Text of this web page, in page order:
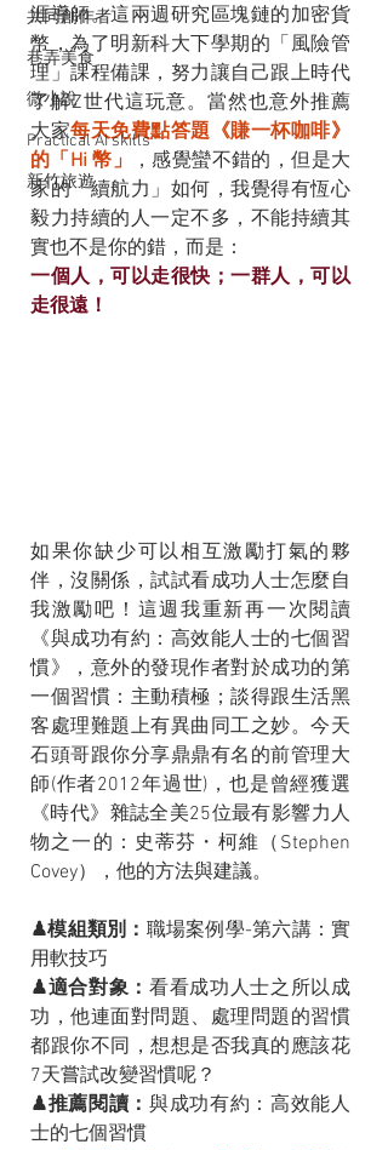
共同創作者
巷弄美食
微小說
Practical AI skills
新竹旅遊
涯導師。這兩週研究區塊鏈的加密貨
幣，為了明新科大下學期的「風險管
理」課程備課，努力讓自己跟上時代
了解Z世代這玩意。當然也意外推薦
大家每天免費點答題《賺一杯咖啡》
的「Hi 幣」
，感覺蠻不錯的，但是大
家的「續航力」如何，我覺得有恆心
毅力持續的人一定不多，不能持續其
實也不是你的錯，而是：
一個人，可以走很快；一群人，可以
走很遠！
如果你缺少可以相互激勵打氣的夥
伴，沒關係，試試看成功人士怎麼自
我激勵吧！這週我重新再一次閱讀
《與成功有約：高效能人士的七個習
慣》，意外的發現作者對於成功的第
一個習慣：主動積極；談得跟生活黑
客處理難題上有異曲同工之妙。今天
石頭哥跟你分享鼎鼎有名的前管理大
師(作者2012年過世)，也是曾經獲選
《時代》雜誌全美25位最有影響力人
物之一的：史蒂芬・柯維（Stephen
Covey），他的方法與建議。
♟模組類別： 職場案例學-第六講：實
用軟技巧
♟適合對象： 看看成功人士之所以成
功，他連面對問題、處理問題的習慣
都跟你不同，想想是否我真的應該花
7天嘗試改變習慣呢？
♟推薦閱讀： 與成功有約：高效能人
士的七個習慣